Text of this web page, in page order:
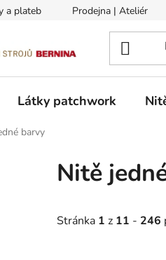
a plateb Prodejna | Ateliér
Látky patchwork
barvy
Nitě
Stránka 1 z 11 - 246